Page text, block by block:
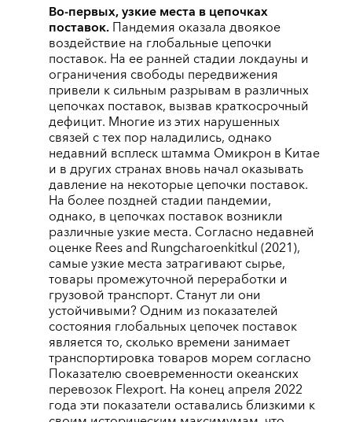
Во-первых,узкие места в цепочках
поставок.Пандемия оказала двоякое
воздействие на глобальные цепочки
поставок. На ее ранней стадии локдауны и
ограничения свободы передвижения
привели к сильным разрывам в различных
цепочках поставок, вызвав краткосрочный
дефицит. Многие из этих нарушенных
связей с тех пор наладились, однако
недавний всплеск штамма Омикрон в Китае
и в других странах вновь начал оказывать
давление на некоторые цепочки поставок.
На более поздней стадии пандемии,
однако, в цепочках поставок возникли
различные узкие места. Согласно недавней
оценке Rees and Rungcharoenkitkul (2021),
самые узкие места затрагивают сырье,
товары промежуточной переработки и
грузовой транспорт. Станут ли они
устойчивыми? Одним из показателей
состояния глобальных цепочек поставок
является то, сколько времени занимает
транспортировка товаров морем согласно
Показателю своевременности океанских
перевозок Flexport. На конец апреля 2022
года эти показатели оставались близкими к